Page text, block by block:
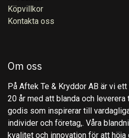
Köpvillkor
Kontakta oss
Om oss
På Aftek Te & Kryddor AB är vi
20 år med att blanda och
godis som inspirerar till
individer och företag,. Våra
kvalitet och innovation för att